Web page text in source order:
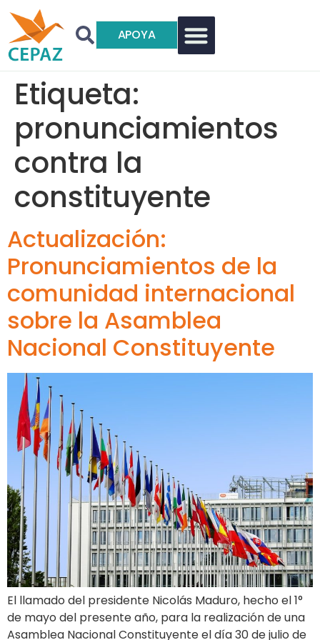
APOYA
Etiqueta:
pronunciamientos
contra la
constituyente
Actualización:
Pronunciamientos de la
comunidad internacional
sobre la Asamblea
Nacional Constituyente
El llamado del presidente Nicolás Maduro, hecho el 1°
de mayo del presente año, para la realización de una
Asamblea Nacional Constituyente el día 30 de julio de